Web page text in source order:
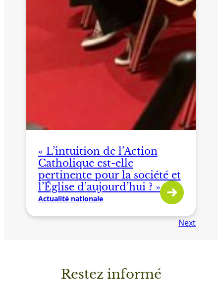
« L’intuition de l’Action
Catholique est-elle
pertinente pour la société et
l’Église d’aujourd’hui ? »
Actualité nationale
Next
Restez informé